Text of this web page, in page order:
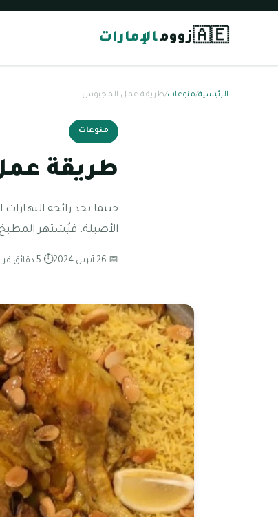
🇦🇪زوومالإمارات
الرئيسية/منوعات/طريقة عمل المجبوس
منوعات
طريقة
حينما نجد رائحة
الأصيلة، فيُشتهر المطبخ
📅 26 أبريل 2024 ⏱ 5 دقائق قراءة